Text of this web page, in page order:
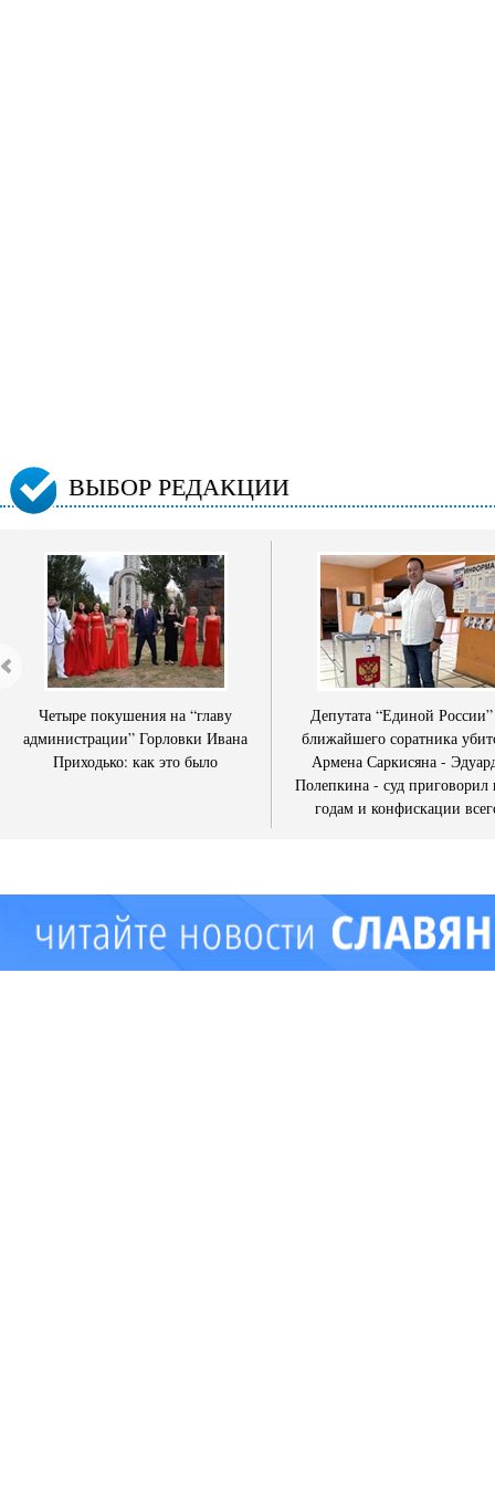
ВЫБОР РЕДАКЦИИ
Четыре покушения на “главу
администрации” Горловки Ивана
Приходько: как это было
Депутата “Единой
ближайшего соратника
Армена Саркисяна -
Полепкина - суд приговорил
годам и конфискации